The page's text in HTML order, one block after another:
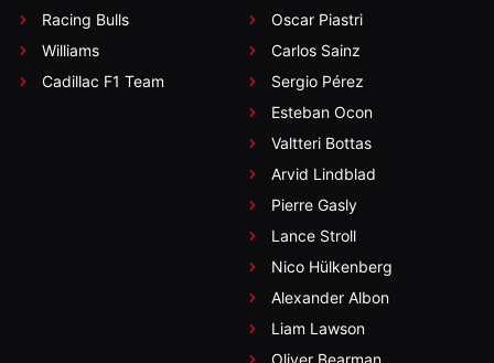
Racing Bulls
Williams
Cadillac F1 Team
Oscar Piastri
Carlos Sainz
Sergio Pérez
Esteban Ocon
Valtteri Bottas
Arvid Lindblad
Pierre Gasly
Lance Stroll
Nico Hülkenberg
Alexander Albon
Liam Lawson
Oliver Bearman